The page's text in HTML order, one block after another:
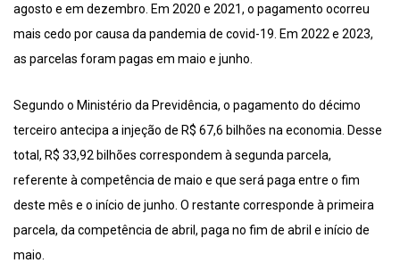
agosto e em dezembro. Em 2020 e 2021, o pagamento ocorreu
mais cedo por causa da pandemia de covid-19. Em 2022 e 2023,
as parcelas foram pagas em maio e junho.
Segundo o Ministério da Previdência, o pagamento do décimo
terceiro antecipa a injeção de R$ 67,6 bilhões na economia. Desse
total, R$ 33,92 bilhões correspondem à segunda parcela,
referente à competência de maio e que será paga entre o fim
deste mês e o início de junho. O restante corresponde à primeira
parcela, da competência de abril, paga no fim de abril e início de
maio.